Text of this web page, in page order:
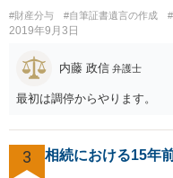
#財産分与 #自筆証書遺言の作成
2019年9月3日
内藤 政信 弁護士
最初は調停からやります。
3 相続における15年